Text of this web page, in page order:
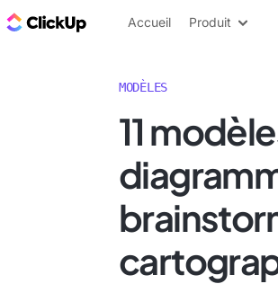
ClickUp Blog
Accueil Produit
MODÈLES
11